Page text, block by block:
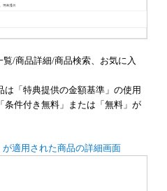
/商品詳細/商品検索、お気に入
は「特典提供の金額基準」の使用
条件付き無料」または「無料」が
適用された商品の詳細画面